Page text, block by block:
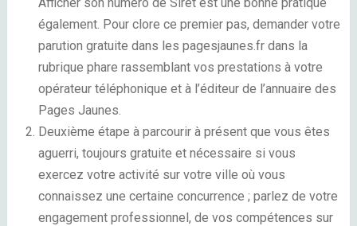
également. Pour clore ce premier pas, demander votre
parution gratuite dans les pagesjaunes.fr dans la
rubrique phare rassemblant vos prestations à votre
opérateur téléphonique et à l’éditeur de l’annuaire des
Pages Jaunes.
Deuxième étape à parcourir à présent que vous êtes
aguerri, toujours gratuite et nécessaire si vous
exercez votre activité sur votre ville où vous
connaissez une certaine concurrence ; parlez de votre
engagement professionnel, de vos compétences sur